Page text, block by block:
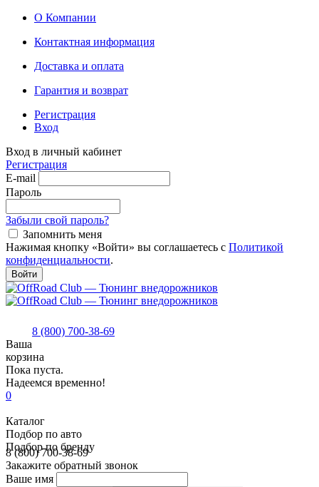
О Компании
Контактная информация
Доставка и оплата
Гарантия и возврат
Регистрация
Вход
Вход в личный кабинет
Регистрация
E-mail
Пароль
Забыли свой пароль?
Запомнить меня
Нажимая кнопку «Войти» вы соглашаетесь с Политикой
конфиденциальности.
Войти
8 (800) 700-38-69
Ваша
корзина
Пока пуста.
Надеемся временно!
0
Каталог
Подбор по авто
Подбор по бренду
8 (800) 700-38-69
Закажите обратный звонок
Ваше имя